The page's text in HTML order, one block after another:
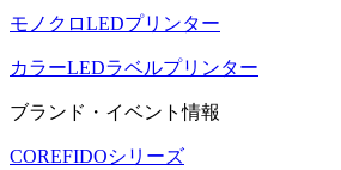
モノクロLEDプリンター
カラーLEDラベルプリンター
ブランド・イベント情報
COREFIDOシリーズ